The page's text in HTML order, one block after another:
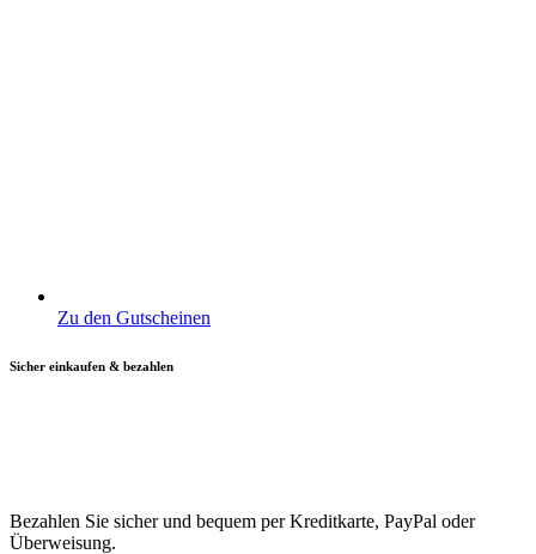
Zu den Gutscheinen
Sicher einkaufen & bezahlen
Bezahlen Sie sicher und bequem per Kreditkarte, PayPal oder
Überweisung.